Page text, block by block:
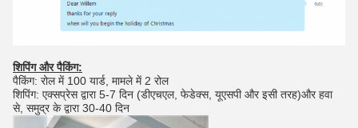
शिपिंग और पैकिंग:
पैकिंग: रोल में 100 यार्ड, मामले में 2 रोल
शिपिंग: एक्सप्रेस द्वारा 5-7 दिन (डीएचएल, फेडेक्स, यूएसपी और इसी तरह)और हवा
से, समुद्र के द्वारा 30-40 दिन